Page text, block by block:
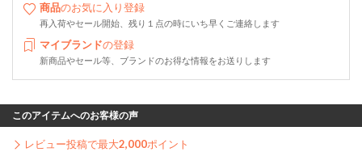
商品のお気に入り登録
再入荷やセール開始、残り１点の時にいち早くご連絡します
マイブランドの登録
新商品やセール等、ブランドのお得な情報をお送りします
このアイテムへのお客様の声
レビュー投稿で最大2,000ポイント